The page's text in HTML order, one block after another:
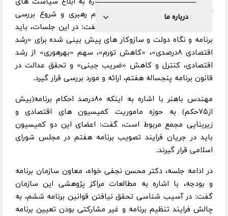
درباره ما
کلی برنامه هفتم توسط مقام معظم رهبری و شروع بررسی
لایحه آن در مجلس شورای اسلامی گفت: در این جلسات، باید
برنامه و نگاه دولت و سازوکار های پیش بینی شده برای «رشد
اقتصادی ۸درصدی»، «کاهش تورم»، سهم «بهره­وری» از رشد
اقتصادی، کنترل و کاهش «ضریب جینی» و تحقق عدالت در
قانون برنامه پنجساله هفتم، ارائه و مورد بررسی قرار گیرد.
مهندس باهنر با اشاره به اینکه ۸۰درصد احکام برنامه(بیش
از۷۵حکم) به حوزه ماموریت کمیسیون های اقتصادی و
زیربنایی مجمع مربوط است، گفت: اعضای این دو کمیسیون
باید در جریان فرایند تصویب برنامه هفتم در مجلس شورای
اسلامی قرار گیرند.
در ادامه جلسه، دکتر محسن نجفی خواه، معاون سازمان برنامه
و بودجه، با اشاره به مطالعات مراکز پژوهشی این سازمان
گفت: در آسیب شناسی تحقق نیافتن قوانین برنامه ششم، به
چالش فرایند تنظیم برنامه و غیر مشارکتی بودن تعیین برنامه